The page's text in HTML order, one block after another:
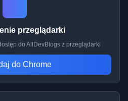
przeglądarki
do AllDevBlogs z przeglądarki
do Chrome